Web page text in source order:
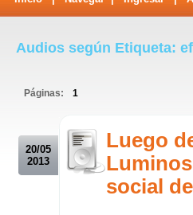
Audios según Etiqueta:
Páginas: 1
20/05
2013
Luego
social